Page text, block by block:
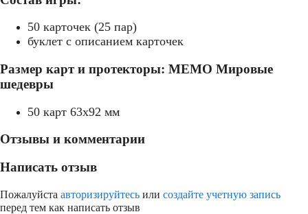
50 карточек (25 пар)
буклет с описанием карточек
Размер карт и протекторы: МЕМО Мировые
шедевры
50 карт 63x92 мм
Отзывы и комментарии
Написать отзыв
Пожалуйста авторизируйтесь или создайте учетную запись
перед тем как написать отзыв